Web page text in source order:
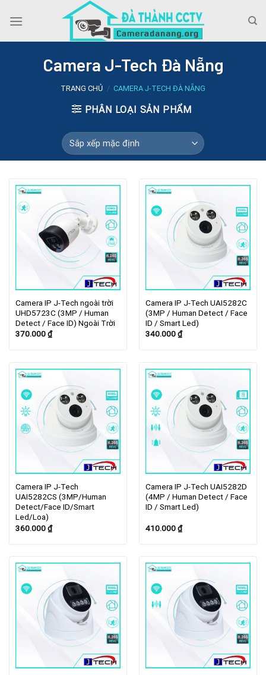
Camera J-Tech Đà Nẵng
TRANG CHỦ / CAMERA J-TECH ĐÀ NẴNG
PHÂN LOẠI SẢN PHẨM
Camera IP J-Tech ngoài trời
UHD5723C (3MP / Human
Detect / Face ID) Ngoài Trời
370.000₫
Camera IP J-Tech UAI5282C
(3MP / Human Detect / Face
ID / Smart Led)
340.000₫
Camera IP J-Tech
UAI5282CS (3MP/Human
Detect/Face ID/Smart
Led/Loa)
360.000₫
Camera IP J-Tech UAI5282D
(4MP / Human Detect / Face
ID / Smart Led)
410.000₫